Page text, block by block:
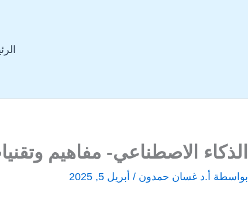
الذكاء الاصطناعي- مفاهيم
بواسطة أ.د غسان حمدون / أبريل 5, 2025